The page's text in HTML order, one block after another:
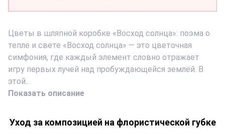
Цветы в шляпной коробке «Восход солнца»: поэма о
тепле и свете «Восход солнца» — это цветочная
симфония, где каждый элемент словно отражает
игру первых лучей над пробуждающейся землёй. В
этой...
Показать описание
Уход за композицией на флористической губке